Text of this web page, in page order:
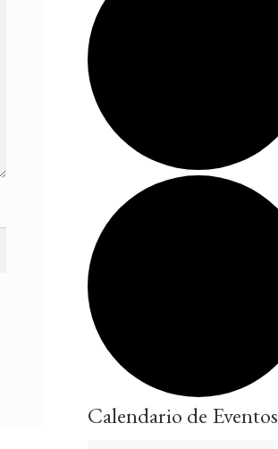
Calendario de Eventos